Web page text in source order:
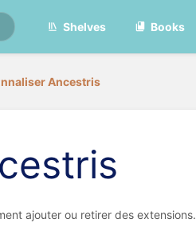
Shelves Books
Ancestris
ajouter ou retirer des extensions.